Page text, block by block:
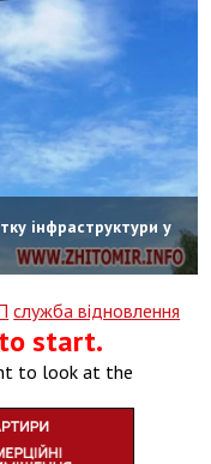
інфраструктури у
служба відновлення
start.
to look at the